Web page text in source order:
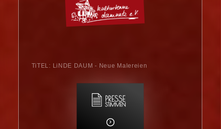
TiTEL: LiNDE DAUM - Neue Malereien